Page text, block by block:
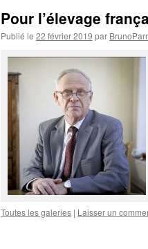
Pour l’élevage
Publié le 22 février 2019 par
Toutes les galeries | Laisser un